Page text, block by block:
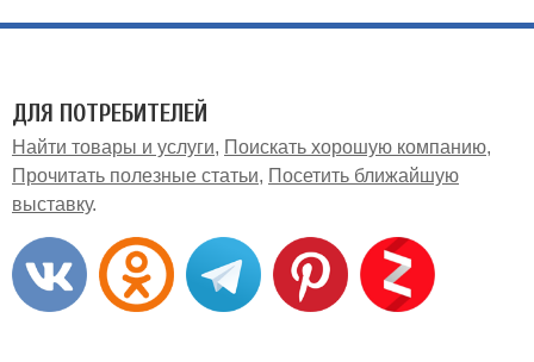
ДЛЯ ПОТРЕБИТЕЛЕЙ
Найти товары и услуги
Поискать хорошую компанию
Прочитать полезные статьи
Посетить ближайшую
выставку